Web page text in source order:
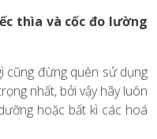
thìa và cốc đo lường
cũng đừng quên sử dụng
nhất, bởi vậy hãy luôn
hoặc bất kì các hoá